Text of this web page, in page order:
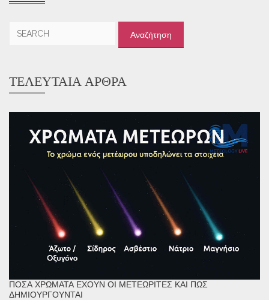
ΤΕΛΕΥΤΑΊΑ ΆΡΘΡΑ
ΠΌΣΑ ΧΡΏΜΑΤΑ ΈΧΟΥΝ ΟΙ ΜΕΤΕΩΡΊΤΕΣ ΚΑΙ ΠΏΣ
ΔΗΜΙΟΥΡΓΟΎΝΤΑΙ